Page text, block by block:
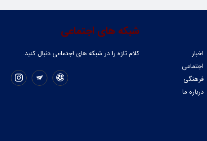
شبکه های اجتماعی
کلام تازه را در شبکه ‌های اجتماعی دنبال کنید.
اخبار
اجتماعی
فرهنگی
درباره ما